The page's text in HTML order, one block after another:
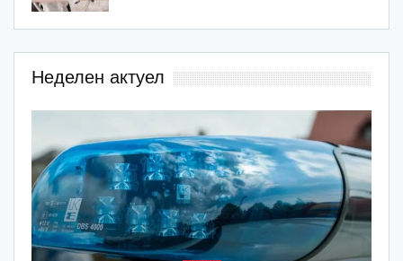
Неделен актуел